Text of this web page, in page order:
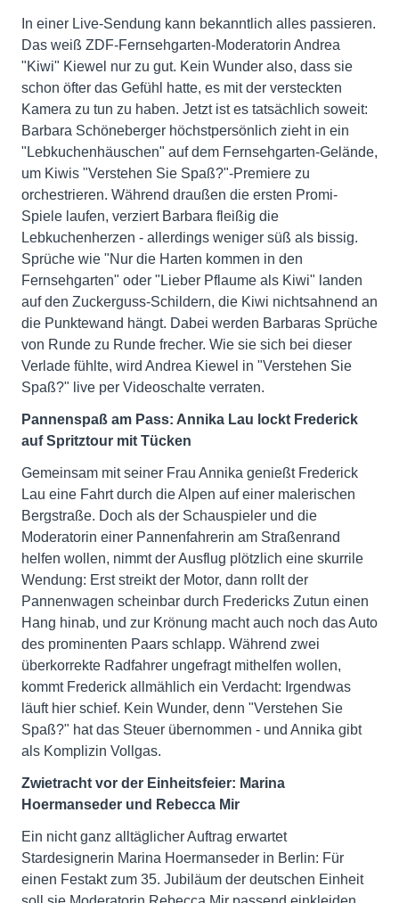
In einer Live-Sendung kann bekanntlich alles passieren.
Das weiß ZDF-Fernsehgarten-Moderatorin Andrea
"Kiwi" Kiewel nur zu gut. Kein Wunder also, dass sie
schon öfter das Gefühl hatte, es mit der versteckten
Kamera zu tun zu haben. Jetzt ist es tatsächlich soweit:
Barbara Schöneberger höchstpersönlich zieht in ein
"Lebkuchenhäuschen" auf dem Fernsehgarten-Gelände,
um Kiwis "Verstehen Sie Spaß?"-Premiere zu
orchestrieren. Während draußen die ersten Promi-
Spiele laufen, verziert Barbara fleißig die
Lebkuchenherzen - allerdings weniger süß als bissig.
Sprüche wie "Nur die Harten kommen in den
Fernsehgarten" oder "Lieber Pflaume als Kiwi" landen
auf den Zuckerguss-Schildern, die Kiwi nichtsahnend an
die Punktewand hängt. Dabei werden Barbaras Sprüche
von Runde zu Runde frecher. Wie sie sich bei dieser
Verlade fühlte, wird Andrea Kiewel in "Verstehen Sie
Spaß?" live per Videoschalte verraten.
Pannenspaß am Pass: Annika Lau lockt Frederick
auf Spritztour mit Tücken
Gemeinsam mit seiner Frau Annika genießt Frederick
Lau eine Fahrt durch die Alpen auf einer malerischen
Bergstraße. Doch als der Schauspieler und die
Moderatorin einer Pannenfahrerin am Straßenrand
helfen wollen, nimmt der Ausflug plötzlich eine skurrile
Wendung: Erst streikt der Motor, dann rollt der
Pannenwagen scheinbar durch Fredericks Zutun einen
Hang hinab, und zur Krönung macht auch noch das Auto
des prominenten Paars schlapp. Während zwei
überkorrekte Radfahrer ungefragt mithelfen wollen,
kommt Frederick allmählich ein Verdacht: Irgendwas
läuft hier schief. Kein Wunder, denn "Verstehen Sie
Spaß?" hat das Steuer übernommen - und Annika gibt
als Komplizin Vollgas.
Zwietracht vor der Einheitsfeier: Marina
Hoermanseder und Rebecca Mir
Ein nicht ganz alltäglicher Auftrag erwartet
Stardesignerin Marina Hoermanseder in Berlin: Für
einen Festakt zum 35. Jubiläum der deutschen Einheit